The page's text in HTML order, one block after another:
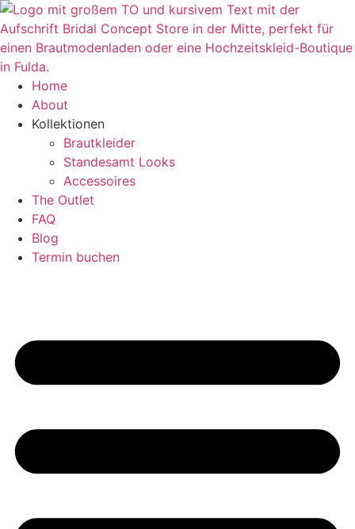
Zum
Inhalt
springen
Home
About
Kollektionen
Brautkleider
Standesamt Looks
Accessoires
The Outlet
FAQ
Blog
Termin buchen